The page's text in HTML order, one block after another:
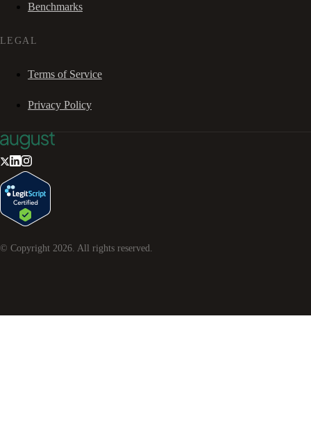
Benchmarks
LEGAL
Terms of Service
Privacy Policy
© Copyright 2026 . All rights reserved.